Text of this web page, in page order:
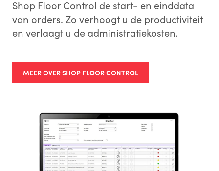
Shop Floor Control de start- en einddata
van orders. Zo verhoogt u de productiviteit
en verlaagt u de administratiekosten.
MEER OVER SHOP FLOOR CONTROL